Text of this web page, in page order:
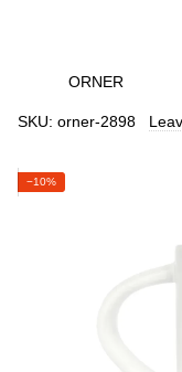
ORNER
SKU: orner-2898
−10%